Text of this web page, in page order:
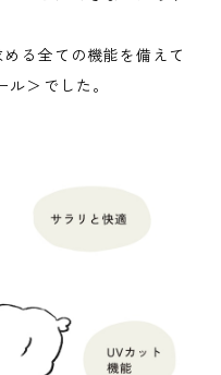
る全ての機能を備えて
＞でした。